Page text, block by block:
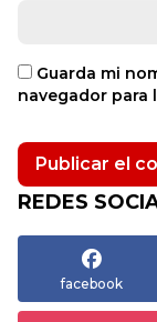
Guarda mi
navegador para
REDES
facebook